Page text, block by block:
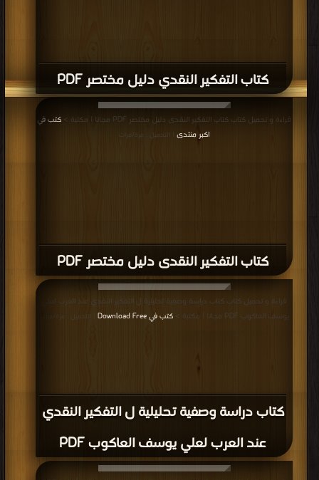
كتاب التفكير النقدي دليل مختصر PDF
كتاب التفكير النقدى دليل مختصر PDF
قراءة و تحميل كتاب كتاب التفكير النقدى دليل مختصر PDF مجانا | مكتبة >
كتب في
اكبر منتدى
| التحميل : مرة/مرات
كتاب دراسة وصفية تحليلية ل التفكير النقدي
عند العرب لعلي يوسف العاكوب PDF
قراءة و تحميل كتاب كتاب دراسة وصفية تحليلية ل التفكير النقدي عند العرب لعلي
يوسف العاكوب PDF مجانا | مكتبة >
كتب في Download Free | التحميل : مرة/مرات